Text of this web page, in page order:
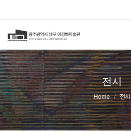
전시
Home 전시